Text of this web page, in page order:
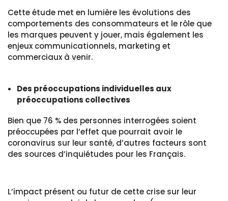
Cette étude met en lumière les évolutions des
comportements des consommateurs et le rôle que
les marques peuvent y jouer, mais également les
enjeux communicationnels, marketing et
commerciaux à venir.
Des préoccupations individuelles aux
préoccupations collectives
Bien que 76 % des personnes interrogées soient
préoccupées par l’effet que pourrait avoir le
coronavirus sur leur santé, d’autres facteurs sont
des sources d’inquiétudes pour les Français.
L’impact présent ou futur de cette crise sur leur